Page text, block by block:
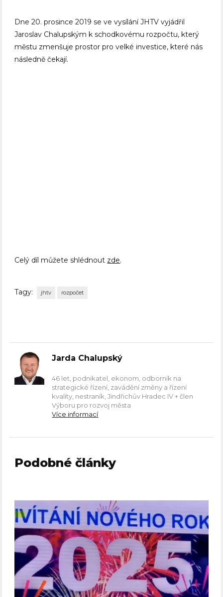
Dne 20. prosince 2019 se ve vysílání JHTV vyjádřil
Jaroslav Chalupským k schodkovému rozpočtu, který
městu zmenšuje prostor pro velké investice, které nás
následně čekají.
Celý díl můžete shlédnout zde.
Tagy: jhtv rozpočet
Jarda Chalupský
46 let, podnikatel, ekonom, odborník na
strategické řízení, zavádění změny a řízení
kvality, nestraník, Jindřichův Hradec IV + člen
Výboru pro rozvoj města
Více informací
Podobné články